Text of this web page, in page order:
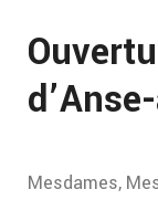
Mesdames,